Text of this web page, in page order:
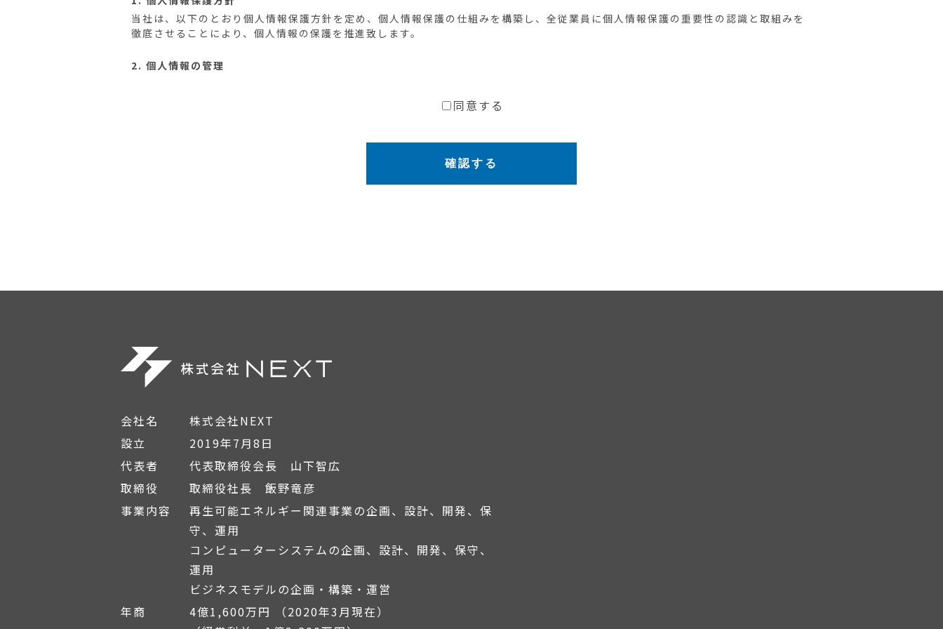
当社は、以下のとおり個人情報保護方針を定め、個人情報保護の仕組みを構築し、全従業員に個人情報保護の重要性の認識と取組みを
徹底させることにより、個人情報の保護を推進致します。
2. 個人情報の管理
め、セキュリティシステムの維持・管理体制の整備・社員教育の徹底等の必要な措置を講じ、安全対策を実施し個人情報の厳重な管理
本ウェブサイトでは、お客様からのお問い合わせ時に、お名前、e-mailアドレス、電話番号等の個人情報をご登録いただく場合がござ
・お客さまの同意がある場合
5. 個人情報の安全対策
当社は、個人情報の正確性及び安全性確保のために、セキュリティに万全の対策を講じています。
お客さまがご本人の個人情報の照会・修正・削除などをご希望される場合には、ご本人であることを確認の上、対応させていただきま
7. 法令、規範の遵守と見直し
当社は、保有する個人情報に関して適用される日本の法令、その他規範を遵守するとともに、本ポリシーの内容を適宜見直し、その改
善に努めます。
同意する
確認する
会社名
株式会社NEXT
設立
2019年7月8日
代表者
代表取締役会長 山下智広
取締役
取締役社長 飯野竜彦
事業内容
再生可能エネルギー関連事業の企画、設計、開発、保
守、運用
コンピューターシステムの企画、設計、開発、保守、
運用
ビジネスモデルの企画・構築・運営
年商
4億1,600万円 （2020年3月現在）